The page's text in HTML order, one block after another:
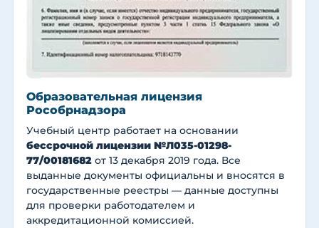
Образовательная лицензия
Рособрнадзора
Учебный центр работает на основании
бессрочной лицензии №Л035-01298-
77/00181682 от 13 декабря 2019 года. Все
выданные документы официальны и вносятся в
государственные реестры — данные доступны
для проверки работодателем и
аккредитационной комиссией.